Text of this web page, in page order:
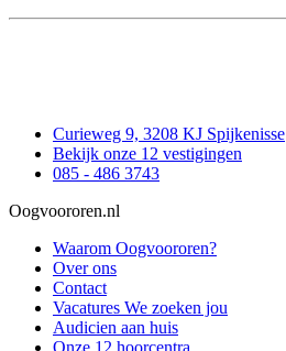
Curieweg 9, 3208 KJ Spijkenisse
Bekijk onze 12 vestigingen
085 - 486 3743
Oogvoororen.nl
Waarom Oogvoororen?
Over ons
Contact
Vacatures We zoeken jou
Audicien aan huis